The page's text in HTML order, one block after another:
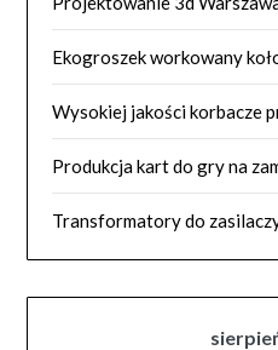
Ekogroszek workowany
Wysokiej jakości korbacze
Produkcja kart do gry na
Transformatory do